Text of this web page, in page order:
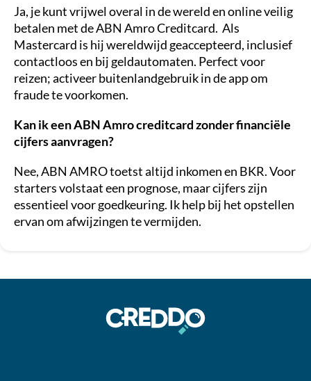
Ja, je kunt vrijwel overal in de wereld en online veilig
betalen met de ABN Amro Creditcard. Als
Mastercard is hij wereldwijd geaccepteerd, inclusief
contactloos en bij geldautomaten. Perfect voor
reizen; activeer buitenlandgebruik in de app om
fraude te voorkomen.
Kan ik een ABN Amro creditcard zonder financiële
cijfers aanvragen?
Nee, ABN AMRO toetst altijd inkomen en BKR. Voor
starters volstaat een prognose, maar cijfers zijn
essentieel voor goedkeuring. Ik help bij het opstellen
ervan om afwijzingen te vermijden.